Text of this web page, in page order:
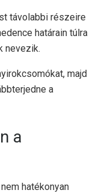
távolabbi részeire
határain túlra
nevezik.
majd
a
a
hatékonyan